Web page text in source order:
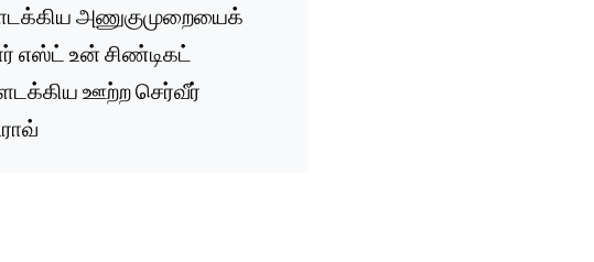
அணுகுமுறையைக்
எஸ்ட் உன் சிண்டிகட்
ஊற்ற செர்வீர்